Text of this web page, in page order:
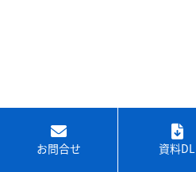
お問合せ 資料DL